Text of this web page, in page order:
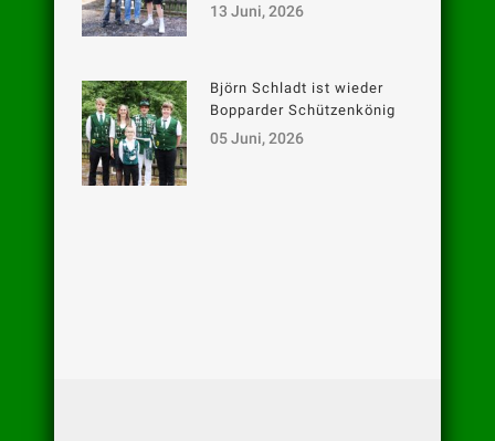
13 Juni, 2026
Björn Schladt ist wieder
Bopparder Schützenkönig
05 Juni, 2026